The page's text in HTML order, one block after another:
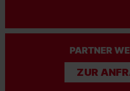
PARTNER
ZUR